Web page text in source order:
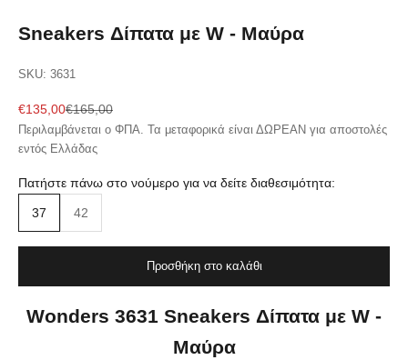
Sneakers Δίπατα με W - Μαύρα
SKU: 3631
Sale price
€135,00Regular price
€165,00
Περιλαμβάνεται ο ΦΠΑ. Τα μεταφορικά είναι ΔΩΡΕΑΝ για αποστολές
εντός Ελλάδας
Πατήστε πάνω στο νούμερο για να δείτε διαθεσιμότητα:
37 42
Προσθήκη στο καλάθι
Wonders 3631 Sneakers Δίπατα με W -
Μαύρα